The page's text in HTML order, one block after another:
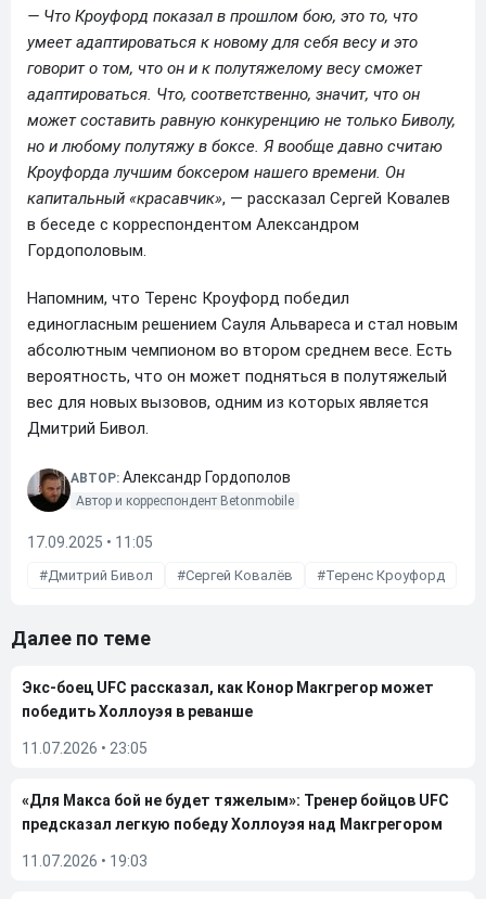
— Что Кроуфорд показал в прошлом бою, это то, что
умеет адаптироваться к новому для себя весу и это
говорит о том, что он и к полутяжелому весу сможет
адаптироваться. Что, соответственно, значит, что он
может составить равную конкуренцию не только Биволу,
но и любому полутяжу в боксе. Я вообще давно считаю
Кроуфорда лучшим боксером нашего времени. Он
капитальный «красавчик», — рассказал Сергей Ковалев
в беседе с корреспондентом Александром
Гордополовым.
Напомним, что Теренс Кроуфорд победил
единогласным решением Сауля Альвареса и стал новым
абсолютным чемпионом во втором среднем весе. Есть
вероятность, что он может подняться в полутяжелый
вес для новых вызовов, одним из которых является
Дмитрий Бивол.
АВТОР: Александр Гордополов
Автор и корреспондент Betonmobile
17.09.2025 • 11:05
Дмитрий Бивол Сергей Ковалёв Теренс Кроуфорд
Далее по теме
Экс-боец UFC рассказал, как Конор Макгрегор может
победить Холлоуэя в реванше
11.07.2026 • 23:05
«Для Макса бой не будет тяжелым»: Тренер бойцов UFC
предсказал легкую победу Холлоуэя над Макгрегором
11.07.2026 • 19:03